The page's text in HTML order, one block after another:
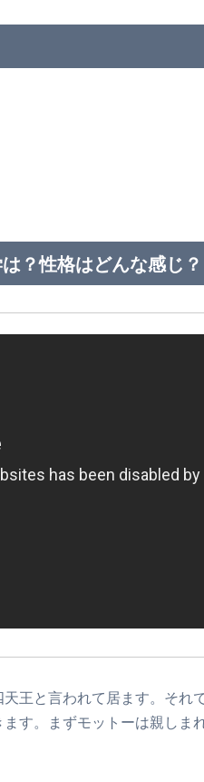
？性格はどんな感じ？
王と言われて居ます。それ
す。まずモットーは親しま